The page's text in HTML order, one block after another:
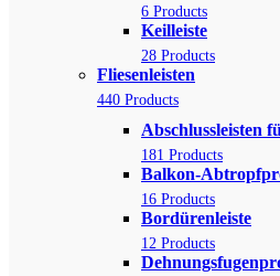
6 Products
Keilleiste
28 Products
Fliesenleisten
440 Products
Abschlussleisten
181 Products
Balkon-
16 Products
Bordürenleiste
12 Products